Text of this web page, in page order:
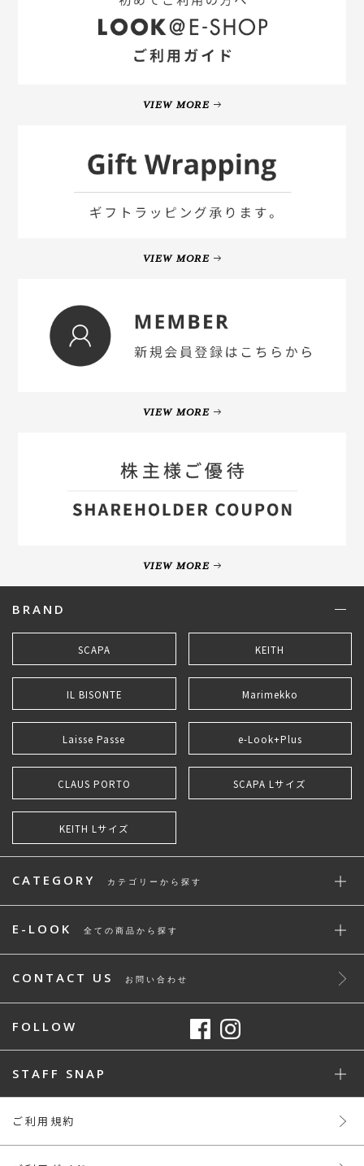
VIEW MORE
VIEW MORE
VIEW MORE
VIEW MORE
BRAND
SCAPA KEITH
IL BISONTE Marimekko
Laisse Passe e-Look+Plus
CLAUS PORTO SCAPA Lサイズ
KEITH Lサイズ
CATEGORY カテゴリーから探す
E-LOOK 全ての商品から探す
CONTACT US お問い合わせ
FOLLOW
STAFF SNAP
ご利用規約